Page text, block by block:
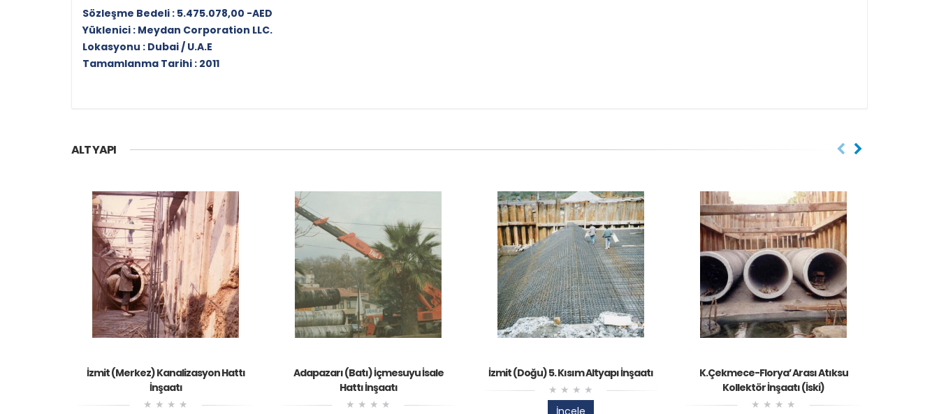
Sözleşme Bedeli : 5.475.078,00 -AED
Yüklenici : Meydan Corporation LLC.
Lokasyonu : Dubai / U.A.E
Tamamlanma Tarihi : 2011
ALT YAPI
İzmit (Merkez) Kanalizasyon Hattı
İnşaatı
Adapazarı (Batı) İçmesuyu İsale
Hattı İnşaatı
İzmit (Doğu) 5. Kısım Altyapı İnşaatı
İncele
K.Çekmece-Florya’ Arası Atıksu
Kollektör İnşaatı (İski)